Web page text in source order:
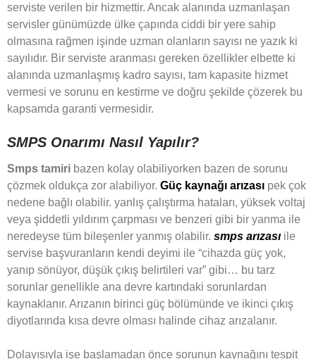
serviste verilen bir hizmettir. Ancak alanında uzmanlaşan
servisler günümüzde ülke çapında ciddi bir yere sahip
olmasına rağmen işinde uzman olanların sayısı ne yazık ki
sayılıdır. Bir serviste aranması gereken özellikler elbette ki
alanında uzmanlaşmış kadro sayısı, tam kapasite hizmet
vermesi ve sorunu en kestirme ve doğru şekilde çözerek bu
kapsamda garanti vermesidir.
SMPS Onarımı Nasıl Yapılır?
Smps tamiri bazen kolay olabiliyorken bazen de sorunu
çözmek oldukça zor alabiliyor. Güç kaynağı arızası pek çok
nedene bağlı olabilir. yanlış çalıştırma hataları, yüksek voltaj
veya şiddetli yıldırım çarpması ve benzeri gibi bir yanma ile
neredeyse tüm bileşenler yanmış olabilir. smps arızası ile
servise başvuranların kendi deyimi ile “cihazda güç yok,
yanıp sönüyor, düşük çıkış belirtileri var” gibi… bu tarz
sorunlar genellikle ana devre kartındaki sorunlardan
kaynaklanır. Arızanın birinci güç bölümünde ve ikinci çıkış
diyotlarında kısa devre olması halinde cihaz arızalanır.
Dolayısıyla işe başlamadan önce sorunun kaynağını tespit